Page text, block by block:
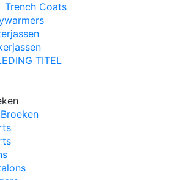
Trench Coats
TITEL